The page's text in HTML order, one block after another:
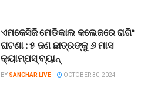
ଏମକେସିଜି ମେଡିକାଲ କଲେଜରେ ରାଗିଂ
ଘଟଣା : ୫ ଜଣ ଛାତ୍ରଙ୍କୁ ୬ ମାସ
କ୍ୟାମ୍ପସ୍ ବ୍ୟାନ୍
BY SANCHAR LIVE OCTOBER 30, 2024